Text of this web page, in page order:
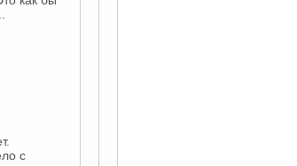
с